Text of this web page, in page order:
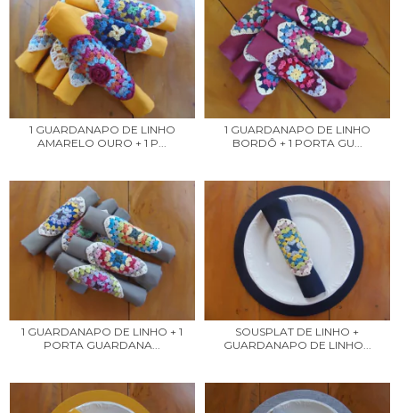
1 GUARDANAPO DE LINHO
AMARELO OURO + 1 P...
1 GUARDANAPO DE LINHO
BORDÔ + 1 PORTA GU...
1 GUARDANAPO DE LINHO + 1
PORTA GUARDANA...
SOUSPLAT DE LINHO +
GUARDANAPO DE LINHO...